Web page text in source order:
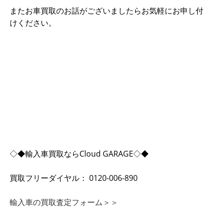
またお車買取のお話がございましたらお気軽にお申し付
けください。
◇◆輸入車買取ならCloud GARAGE◇◆
買取フリーダイヤル： 0120-006-890
輸入車の買取査定フォーム＞＞